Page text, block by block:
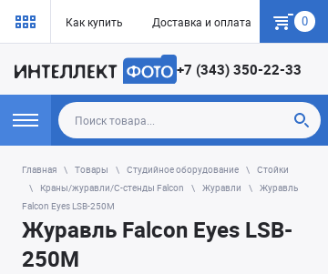
Как купить Доставка и оплата Гарантия
0
+7 (343) 350-22-33
Главная Товары Студийное оборудование
Стойки
Краны/журавли/С-стенды Falcon
Журавли
Журавль
Falcon Eyes LSB-250M
Журавль Falcon Eyes LSB-
250M